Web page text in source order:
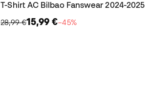
T-Shirt AC Bilbao Fanswear 2024-2025
28,99 €15,99 €−45%